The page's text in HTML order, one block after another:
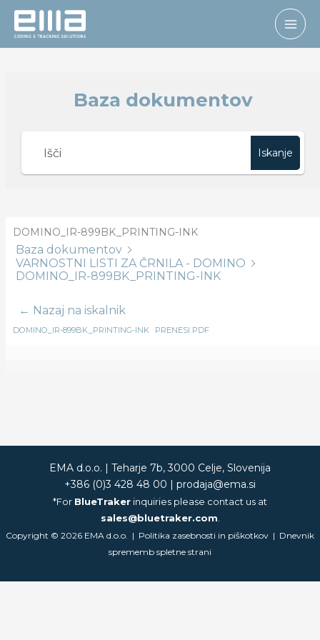
Skip
content
Baza dokumentov
Iskanje
DOMINO_IR-899BK_PRINTING-INK
Baza dokumentov
VARNOSTNI LISTI ZA ČRNILA - DOMINO
DOMINO_IR-899BK_PRINTING-INK
← Nazaj na iskalnik
DOMINO_IR-899BK_PRINTING-INK PRENESI PDF
EMA d.o.o. | Teharje 7b, 3000 Celje, Slovenija
+386 (0)3 428 48 00 | prodaja@ema.si
*For BlueTraker inquiries please contact us at
sales@bluetraker.com.
Copyright © 2026 EMA d.o.o. | Politika zasebnosti in piškotkov | Dnevnik
sprememb spletne strani